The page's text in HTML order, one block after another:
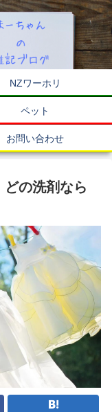
NZワーホリ
ペット
お問い合わせ
の洗剤なら